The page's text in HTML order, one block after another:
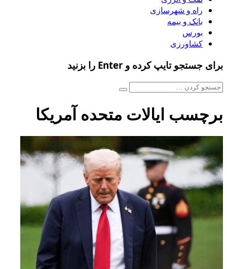
راه و شهرسازی
بانک و بیمه
بورس
کشاورزی
برای جستجو تایپ کرده و Enter را بزنید
برچسب ایالات متحده آمریکا